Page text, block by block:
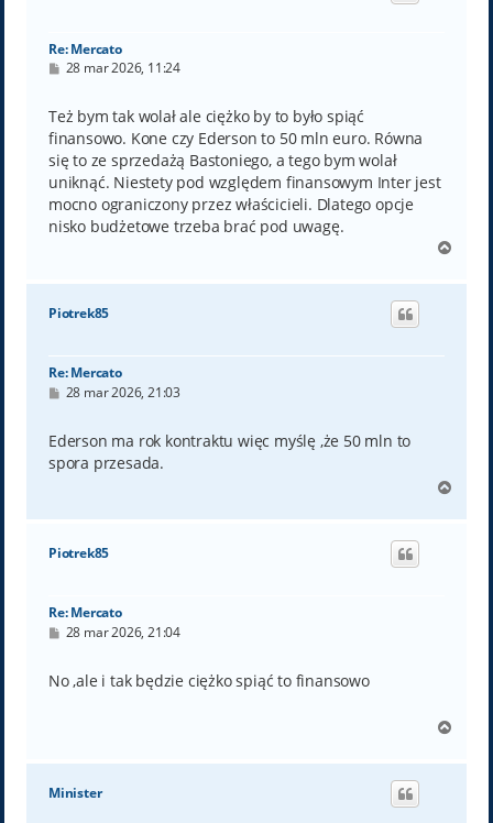
Re: Mercato
P
t
28 mar 2026, 11:24
Też bym tak wolał ale ciężko by to było spiąć
finansowo. Kone czy Ederson to 50 mln euro. Równa
się to ze sprzedażą Bastoniego, a tego bym wolał
uniknąć. Niestety pod względem finansowym Inter jest
mocno ograniczony przez właścicieli. Dlatego opcje
nisko budżetowe trzeba brać pod uwagę.
g
Piotrek85
Re: Mercato
P
t
28 mar 2026, 21:03
Ederson ma rok kontraktu więc myślę ,że 50 mln to
spora przesada.
g
Piotrek85
Re: Mercato
P
t
28 mar 2026, 21:04
No ,ale i tak będzie ciężko spiąć to finansowo
g
Minister